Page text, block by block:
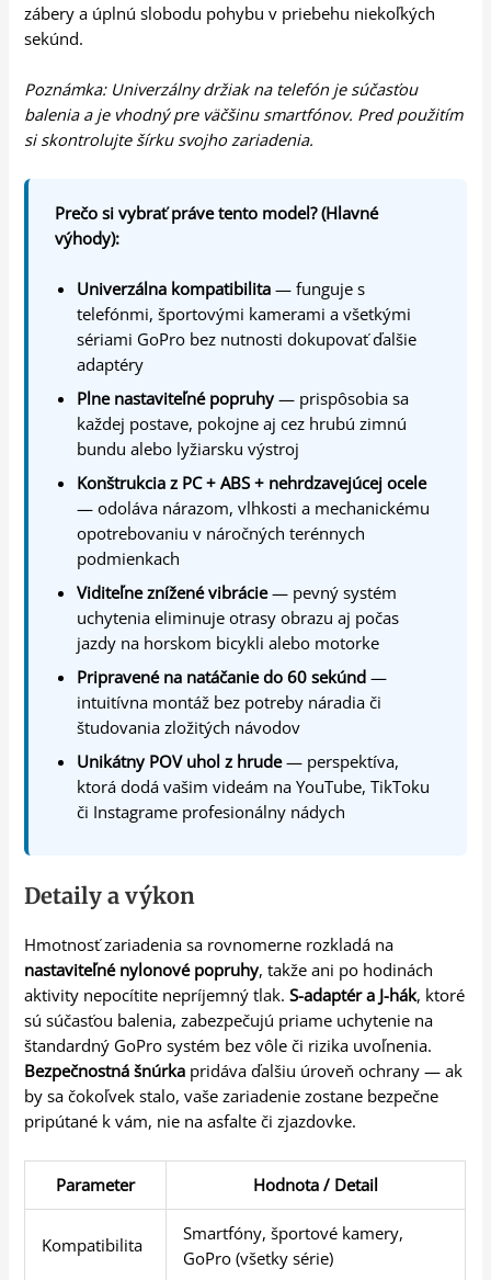
zábery a úplnú slobodu pohybu v priebehu niekoľkých
sekúnd.
Poznámka: Univerzálny držiak na telefón je súčasťou
balenia a je vhodný pre väčšinu smartfónov. Pred použitím
si skontrolujte šírku svojho zariadenia.
Prečo si vybrať práve tento model? (Hlavné
výhody):
Univerzálna kompatibilita — funguje s
telefónmi, športovými kamerami a všetkými
sériami GoPro bez nutnosti dokupovať ďalšie
adaptéry
Plne nastaviteľné popruhy — prispôsobia sa
každej postave, pokojne aj cez hrubú zimnú
bundu alebo lyžiarsku výstroj
Konštrukcia z PC + ABS + nehrdzavejúcej ocele
— odoláva nárazom, vlhkosti a mechanickému
opotrebovaniu v náročných terénnych
podmienkach
Viditeľne znížené vibrácie— pevný systém
uchytenia eliminuje otrasy obrazu aj počas
jazdy na horskom bicykli alebo motorke
Pripravené na natáčanie do 60 sekúnd —
intuitívna montáž bez potreby náradia či
študovania zložitých návodov
Unikátny POV uhol z hrude— perspektíva,
ktorá dodá vašim videám na YouTube, TikToku
či Instagrame profesionálny nádych
Detaily a výkon
Hmotnosť zariadenia sa rovnomerne rozkladá na
nastaviteľné nylonové popruhy, takže ani po hodinách
aktivity nepocítite nepríjemný tlak.S-adaptér a J-hák, ktoré
sú súčasťou balenia, zabezpečujú priame uchytenie na
štandardný GoPro systém bez vôle či rizika uvoľnenia.
Bezpečnostná šnúrka pridáva ďalšiu úroveň ochrany — ak
by sa čokoľvek stalo, vaše zariadenie zostane bezpečne
pripútané k vám, nie na asfalte či zjazdovke.
Parameter Hodnota / Detail
Kompatibilita
Smartfóny, športové kamery,
GoPro (všetky série)